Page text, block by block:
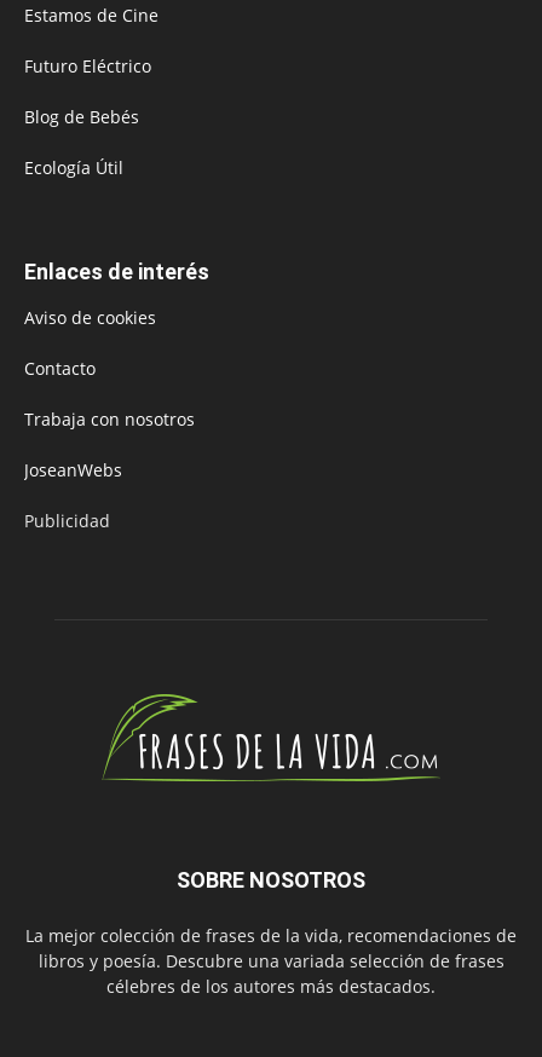
Estamos de Cine
Futuro Eléctrico
Blog de Bebés
Ecología Útil
Enlaces de interés
Aviso de cookies
Contacto
Trabaja con nosotros
JoseanWebs
Publicidad
SOBRE NOSOTROS
La mejor colección de frases de la vida, recomendaciones de
libros y poesía. Descubre una variada selección de frases
célebres de los autores más destacados.